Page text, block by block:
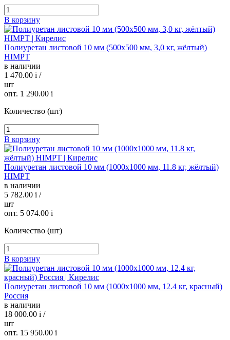
В корзину
Полиуретан листовой 10 мм (500х500 мм, 3,0 кг, жёлтый)
HIMPT
в наличии
1 470.00 i /
шт
опт. 1 290.00 i
Количество (шт)
В корзину
Полиуретан листовой 10 мм (1000х1000 мм, 11.8 кг, жёлтый)
HIMPT
в наличии
5 782.00 i /
шт
опт. 5 074.00 i
Количество (шт)
В корзину
Полиуретан листовой 10 мм (1000х1000 мм, 12.4 кг, красный)
Россия
в наличии
18 000.00 i /
шт
опт. 15 950.00 i